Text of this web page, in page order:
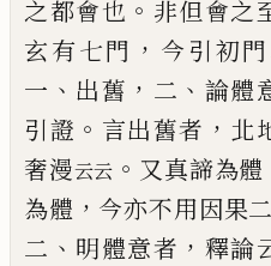
之都會也 。 非但會之
玄有七門 ， 今引初
一 、 出舊 ， 二 、 論體
引證 。 言出舊者 ， 北
奢漫云云 。 又真諦為體
為體 ， 今亦不用因果
二 、 明體意者 ， 釋論